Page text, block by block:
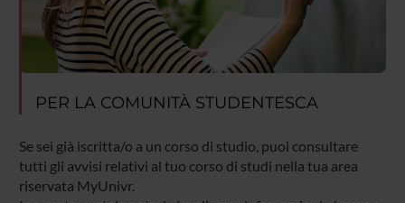
PER LA COMUNITÀ STUDENTESCA
Se sei già iscritta/o a un corso di studio, puoi consultare
tutti gli avvisi relativi al tuo corso di studi nella tua area
riservata MyUnivr.